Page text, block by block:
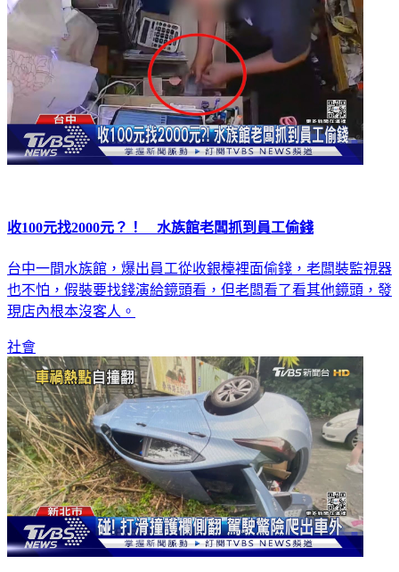
收100元找2000元？！ 水族館老闆抓到員工偷錢
台中一間水族館，爆出員工從收銀檯裡面偷錢，老闆裝監視器
也不怕，假裝要找錢演給鏡頭看，但老闆看了看其他鏡頭，發
現店內根本沒客人。
社會